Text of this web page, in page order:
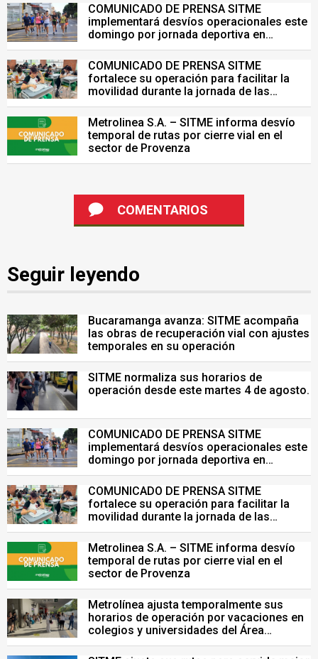
COMUNICADO DE PRENSA SITME
implementará desvíos operacionales este
domingo por jornada deportiva en
Bucaramanga
COMUNICADO DE PRENSA SITME
fortalece su operación para facilitar la
movilidad durante la jornada de las
Pruebas Saber del 26 de julio
Metrolinea S.A. – SITME informa desvío
temporal de rutas por cierre vial en el
sector de Provenza
COMENTARIOS
Seguir leyendo
Bucaramanga avanza: SITME acompaña
las obras de recuperación vial con ajustes
temporales en su operación
SITME normaliza sus horarios de
operación desde este martes 4 de agosto.
COMUNICADO DE PRENSA SITME
implementará desvíos operacionales este
domingo por jornada deportiva en
Bucaramanga
COMUNICADO DE PRENSA SITME
fortalece su operación para facilitar la
movilidad durante la jornada de las
Pruebas Saber del 26 de julio
Metrolinea S.A. – SITME informa desvío
temporal de rutas por cierre vial en el
sector de Provenza
Metrolínea ajusta temporalmente sus
horarios de operación por vacaciones en
colegios y universidades del Área
Metropolitana de Bucaramanga.